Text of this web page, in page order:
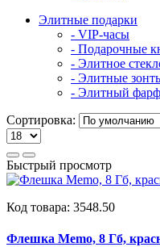
Элитные подарки
- VIP-часы
- Подарочные
- Элитное
- Элитные
- Элитный
Сортировка:
Быстрый просмотр
Код товара: 3548.50
Флешка Memo, 8 Гб,